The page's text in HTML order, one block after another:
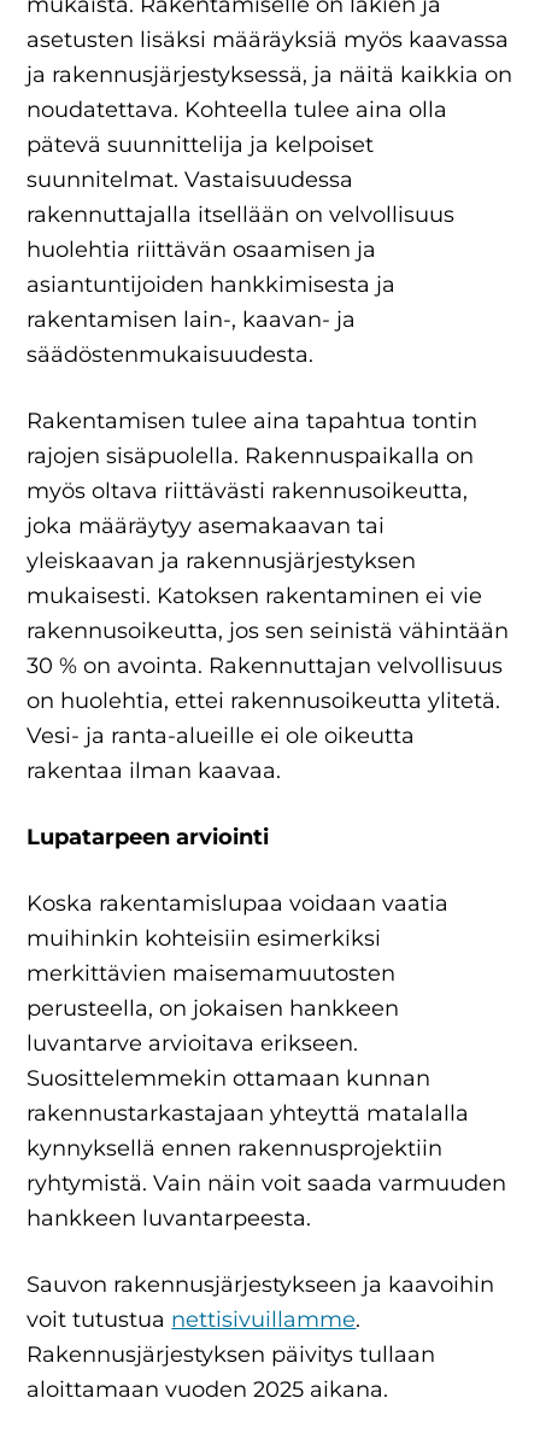
asetusten lisäksi määräyksiä myös kaavassa
ja rakennusjärjestyksessä, ja näitä kaikkia on
noudatettava. Kohteella tulee aina olla
pätevä suunnittelija ja kelpoiset
suunnitelmat. Vastaisuudessa
rakennuttajalla itsellään on velvollisuus
huolehtia riittävän osaamisen ja
asiantuntijoiden hankkimisesta ja
rakentamisen lain-, kaavan- ja
säädöstenmukaisuudesta.
Rakentamisen tulee aina tapahtua tontin
rajojen sisäpuolella. Rakennuspaikalla on
myös oltava riittävästi rakennusoikeutta,
joka määräytyy asemakaavan tai
yleiskaavan ja rakennusjärjestyksen
mukaisesti. Katoksen rakentaminen ei vie
rakennusoikeutta, jos sen seinistä vähintään
30 % on avointa. Rakennuttajan velvollisuus
on huolehtia, ettei rakennusoikeutta ylitetä.
Vesi- ja ranta-alueille ei ole oikeutta
rakentaa ilman kaavaa.
Lupatarpeen arviointi
Koska rakentamislupaa voidaan vaatia
muihinkin kohteisiin esimerkiksi
merkittävien maisemamuutosten
perusteella, on jokaisen hankkeen
luvantarve arvioitava erikseen.
Suosittelemmekin ottamaan kunnan
rakennustarkastajaan yhteyttä matalalla
kynnyksellä ennen rakennusprojektiin
ryhtymistä. Vain näin voit saada varmuuden
hankkeen luvantarpeesta.
Sauvon rakennusjärjestykseen ja kaavoihin
voit tutustua nettisivuillamme.
Rakennusjärjestyksen päivitys tullaan
aloittamaan vuoden 2025 aikana.